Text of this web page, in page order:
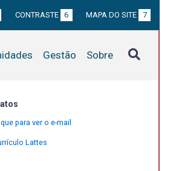
CONTRASTE 6 MAPA DO SITE 7
Gestão Sobre
para ver o e-mail
Lattes